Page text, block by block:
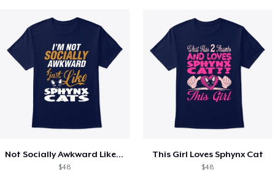
Not Socially Awkward Like Sphynx Cats
$48
This Girl Loves Sphynx Cat
$48